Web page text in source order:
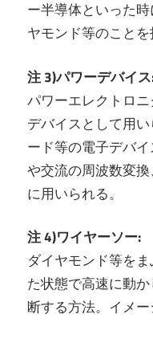
ー半導体といった時
ヤモンド等のことを
注 3)パワーデバイ
パワーエレクトロ
デバイスとして用
ード等の電子デバ
や交流の周波数変
に用いられる。
注 4)ワイヤーソー:
ダイヤモンド等を
た状態で高速に動
断する方法。イメー